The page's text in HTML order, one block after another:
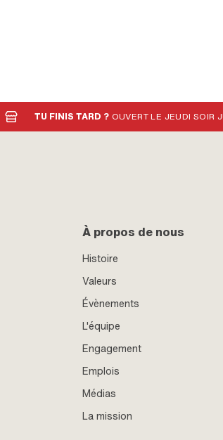
TU FINIS TARD ? OUVERT LE JEUDI SOIR
À propos de nous
Histoire
Valeurs
Évènements
L'équipe
Engagement
Emplois
Médias
La mission